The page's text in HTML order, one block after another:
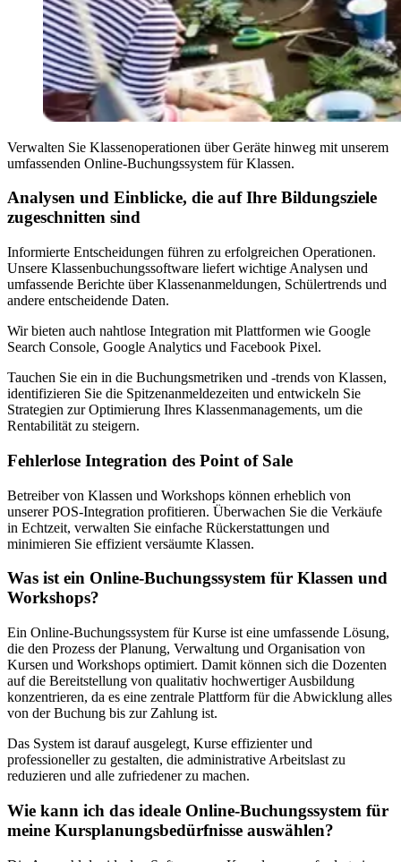
Verwalten Sie Klassenoperationen über Geräte hinweg mit unserem
umfassenden Online-Buchungssystem für Klassen.
Analysen und Einblicke, die auf Ihre Bildungsziele
zugeschnitten sind
Informierte Entscheidungen führen zu erfolgreichen Operationen.
Unsere Klassenbuchungssoftware liefert wichtige Analysen und
umfassende Berichte über Klassenanmeldungen, Schülertrends und
andere entscheidende Daten.
Wir bieten auch nahtlose Integration mit Plattformen wie Google
Search Console, Google Analytics und Facebook Pixel.
Tauchen Sie ein in die Buchungsmetriken und -trends von Klassen,
identifizieren Sie die Spitzenanmeldezeiten und entwickeln Sie
Strategien zur Optimierung Ihres Klassenmanagements, um die
Rentabilität zu steigern.
Fehlerlose Integration des Point of Sale
Betreiber von Klassen und Workshops können erheblich von
unserer POS-Integration profitieren. Überwachen Sie die Verkäufe
in Echtzeit, verwalten Sie einfache Rückerstattungen und
minimieren Sie effizient versäumte Klassen.
Was ist ein Online-Buchungssystem für Klassen und
Workshops?
Ein Online-Buchungssystem für Kurse ist eine umfassende Lösung,
die den Prozess der Planung, Verwaltung und Organisation von
Kursen und Workshops optimiert. Damit können sich die Dozenten
auf die Bereitstellung von qualitativ hochwertiger Ausbildung
konzentrieren, da es eine zentrale Plattform für die Abwicklung alles
von der Buchung bis zur Zahlung ist.
Das System ist darauf ausgelegt, Kurse effizienter und
professioneller zu gestalten, die administrative Arbeitslast zu
reduzieren und alle zufriedener zu machen.
Wie kann ich das ideale Online-Buchungssystem für
meine Kursplanungsbedürfnisse auswählen?